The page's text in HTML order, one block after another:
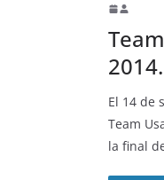
El 14 de
Team
la final